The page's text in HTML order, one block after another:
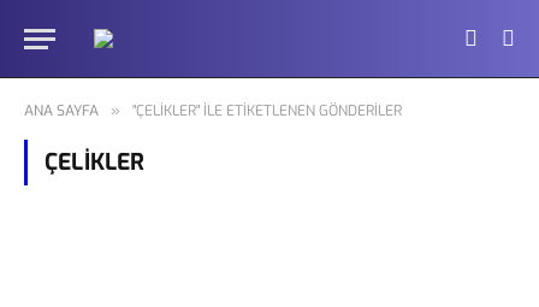
ANA SAYFA » "ÇELIKLER" ILE ETIKETLENEN GÖNDERILER
ÇELIKLER